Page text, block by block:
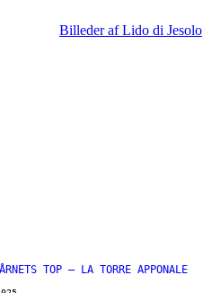
Billeder af Lido di Jesolo
TOP – LA TORRE APPONALE